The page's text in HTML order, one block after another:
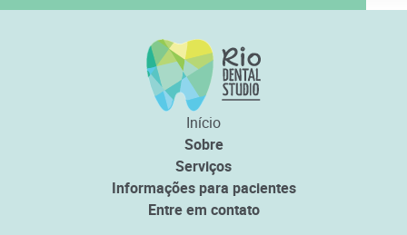
Início
Sobre
Serviços
Informações para pacientes
Entre em contato